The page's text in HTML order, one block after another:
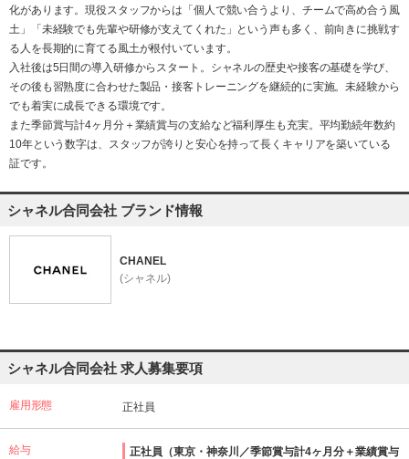
化があります。現役スタッフからは「個人で競い合うより、チームで高め合う風
土」「未経験でも先輩や研修が支えてくれた」という声も多く、前向きに挑戦す
る人を長期的に育てる風土が根付いています。
入社後は5日間の導入研修からスタート。シャネルの歴史や接客の基礎を学び、
その後も習熟度に合わせた製品・接客トレーニングを継続的に実施。未経験から
でも着実に成長できる環境です。
また季節賞与計4ヶ月分＋業績賞与の支給など福利厚生も充実。平均勤続年数約
10年という数字は、スタッフが誇りと安心を持って長くキャリアを築いている
証です。
シャネル合同会社 ブランド情報
CHANEL
(シャネル)
シャネル合同会社 求人募集要項
雇用形態 正社員
給与
正社員（東京・神奈川／季節賞与計4ヶ月分＋業績賞与